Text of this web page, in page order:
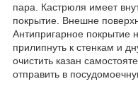
пара. Кастрюля имеет
покрытие. Внешне
Антипригарное покрытие
прилипнуть к стенкам и
очистить казан
отправить в